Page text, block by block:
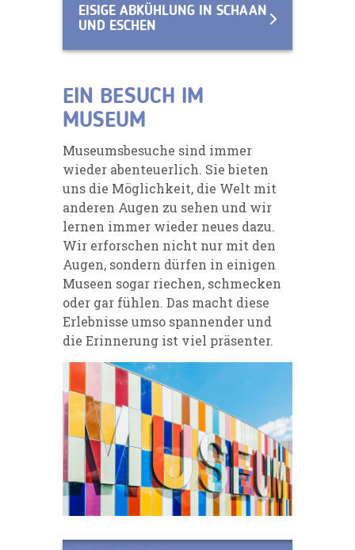
EISIGE ABKÜHLUNG IN SCHAAN
UND ESCHEN
EIN BESUCH IM
MUSEUM
Museumsbesuche sind immer
wieder abenteuerlich. Sie bieten
uns die Möglichkeit, die Welt mit
anderen Augen zu sehen und wir
lernen immer wieder neues dazu.
Wir erforschen nicht nur mit den
Augen, sondern dürfen in einigen
Museen sogar riechen, schmecken
oder gar fühlen. Das macht diese
Erlebnisse umso spannender und
die Erinnerung ist viel präsenter.